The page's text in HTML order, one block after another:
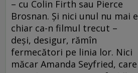
– cu Colin Firth sau Pierce
Brosnan. Și nici unul nu mai e
chiar ca-n filmul trecut –
deși, desigur, rămîn
fermecători pe linia lor. Nici
măcar Amanda Seyfried, care